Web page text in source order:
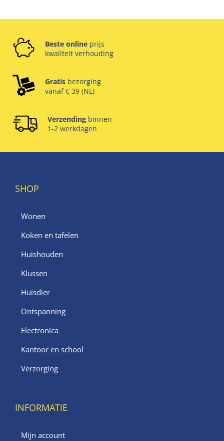
Beste online prijs
kwaliteit verhouding
Gratis bezorging
vanaf € 39 (NL)
Verzending binnen
1-2 werkdagen
SHOP
Wonen
Koken en tafelen
Huishouden
Klussen
Huisdier
Ontspanning
Electronica
Kantoor en school
Verzorging
INFORMATIE
Mijn account